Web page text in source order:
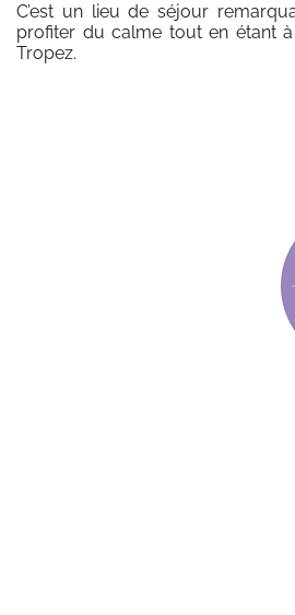
C’est un lieu de séjour
profiter du calme tout en étant
Tropez.